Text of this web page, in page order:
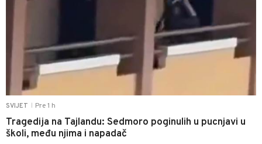
SVIJET Pre 1 h
Tragedija na Tajlandu: Sedmoro poginulih u pucnjavi u
školi, među njima i napadač